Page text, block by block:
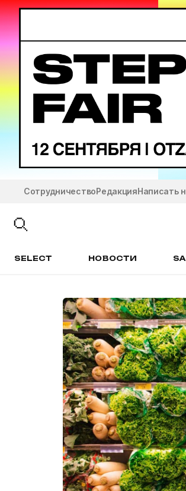
СотрудничествоРедакцияНаписать
SELECT НОВОСТИ